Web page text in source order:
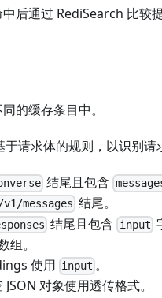
后通过 RediSearch 比较
的缓存条目中。
请求体的规则，以识别请
结尾且包含
messages 结尾。
结尾且包含 input
组。
使用 input 。
对象使用透传格式。